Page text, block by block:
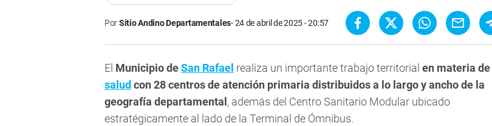
PorSitio Andino Departamentales 24 de abril de 2025 - 20:57
El Municipio deSan Rafael realiza un importante trabajo territorial en materia de
salud con 28 centros de atención primaria distribuidos a lo largo y ancho de la
geografía departamental , además del Centro Sanitario Modular ubicado
estratégicamente al lado de la Terminal de Ómnibus.